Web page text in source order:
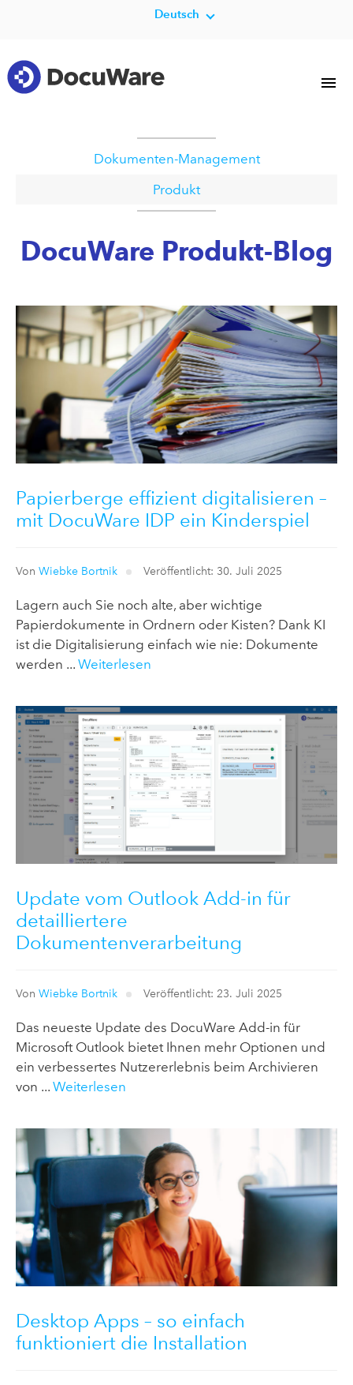
Deutsch
Dokumenten-Management
Produkt
DocuWare Produkt-Blog
Papierberge effizient digitalisieren –
mit DocuWare IDP ein Kinderspiel
Von Wiebke Bortnik Veröffentlicht: 30. Juli 2025
Lagern auch Sie noch alte, aber wichtige
Papierdokumente in Ordnern oder Kisten? Dank KI
ist die Digitalisierung einfach wie nie: Dokumente
werden ... Weiterlesen
Update vom Outlook Add-in für
detailliertere
Dokumentenverarbeitung
Von Wiebke Bortnik Veröffentlicht: 23. Juli 2025
Das neueste Update des DocuWare Add-in für
Microsoft Outlook bietet Ihnen mehr Optionen und
ein verbessertes Nutzererlebnis beim Archivieren
von ... Weiterlesen
Desktop Apps – so einfach
funktioniert die Installation